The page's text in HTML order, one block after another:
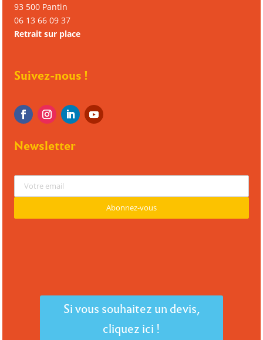
93 500 Pantin
06 13 66 09 37
Retrait sur place
Suivez-nous !
Newsletter
Si vous souhaitez un devis,
cliquez ici !